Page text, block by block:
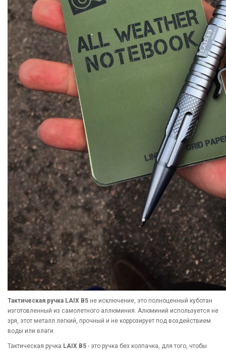
Тактическая ручка LAIX B5 не исключение, это полноценный куботан
изготовленный из самолетного аллюминия. Алюминий используется не
зря, этот металл легкий, прочный и не коррозирует под воздействием
воды или влаги.
Тактическая ручка LAIX B5 - это ручка без колпачка, для того, чтобы